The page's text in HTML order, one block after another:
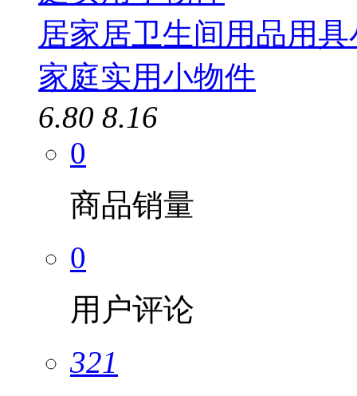
居家居卫生间用品用
家庭实用小物件
6.80 8.16
0
商品销量
0
用户评论
321